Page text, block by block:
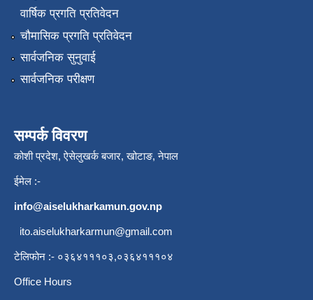
वार्षिक प्रगति प्रतिवेदन
चौमासिक प्रगति प्रतिवेदन
सार्वजनिक सुनुवाई
सार्वजनिक परीक्षण
सम्पर्क विवरण
कोशी प्रदेश, ऐसेलुखर्क बजार, खोटाङ, नेपाल
ईमेल :-
info@aiselukharkamun.gov.np
ito.aiselukharkarmun@gmail.com
टेलिफोन :- ०३६४१११०३,०३६४१११०४
Office Hours